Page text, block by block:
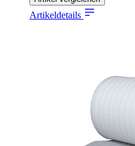
Artikeldetails